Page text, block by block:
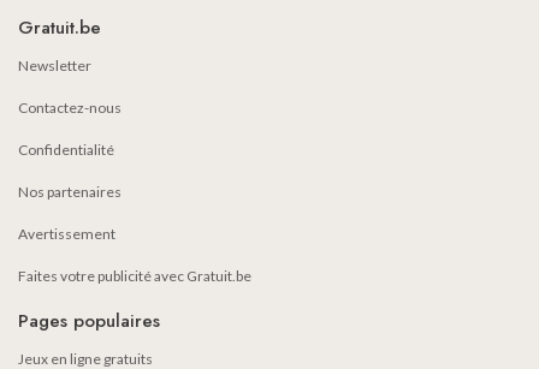
Gratuit.be
Newsletter
Contactez-nous
Confidentialité
Nos partenaires
Avertissement
Faites votre publicité avec Gratuit.be
Pages populaires
Jeux en ligne gratuits